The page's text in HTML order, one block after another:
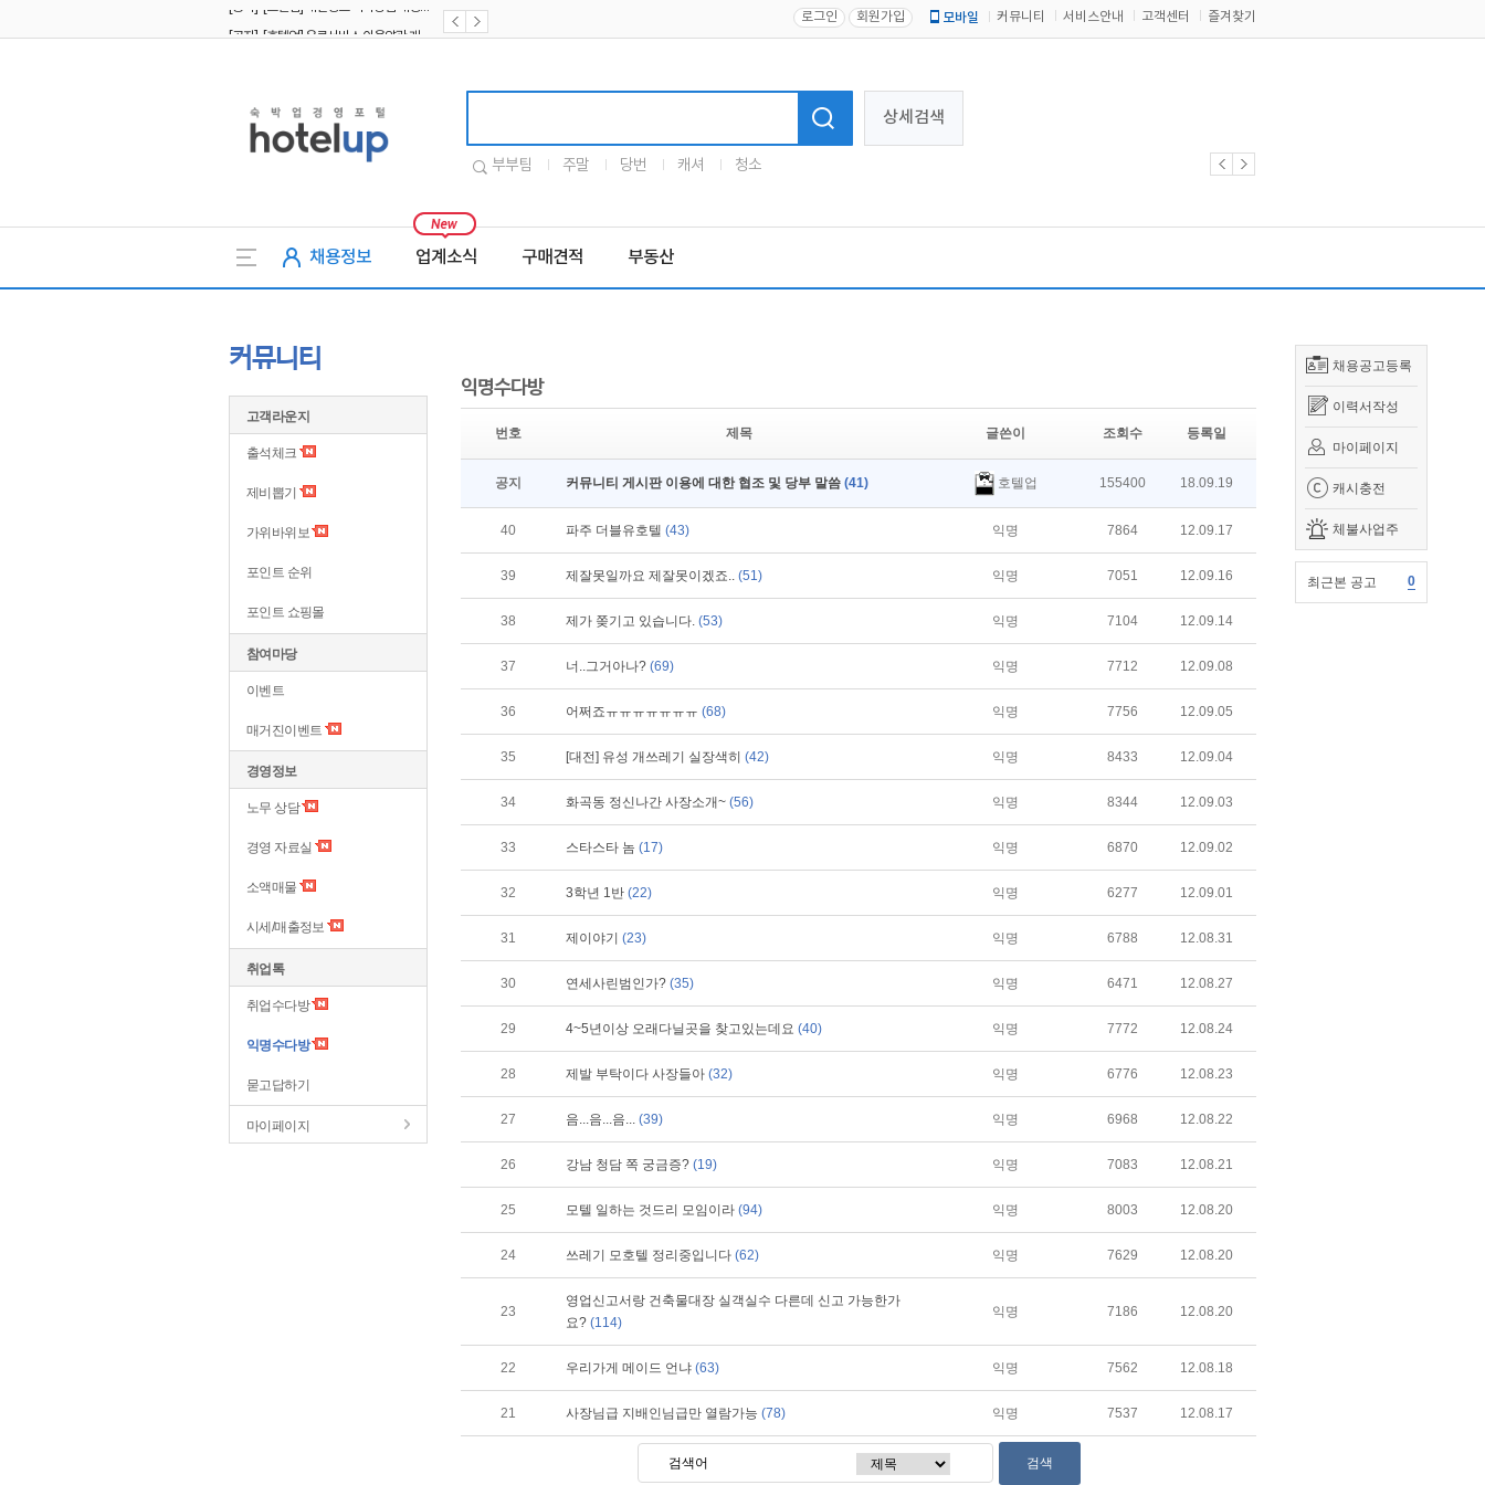
로그인 회원가입 모바일 커뮤니티 서비스안내 고객센터 즐겨찾기
상세검색
부부팀 주말 당번 캐셔 청소
채용정보 업계소식 구매견적 부동산
채용공고등록
이력서작성
마이페이지
캐시충전
체불사업주
최근본 공고 0
커뮤니티
고객라운지
출석체크
제비뽑기
가위바위보
포인트 순위
포인트 쇼핑몰
참여마당
이벤트
매거진이벤트
경영정보
노무 상담
경영 자료실
소액매물
시세/매출정보
취업톡
취업수다방
익명수다방
묻고답하기
마이페이지
익명수다방
번호 제목 글쓴이 조회수 등록일
공지 커뮤니티 게시판 이용에 대한 협조 및 당부 말씀 (41) 호텔업 155400 18.09.19
40 파주 더블유호텔 (43) 익명 7864 12.09.17
39 제잘못일까요 제잘못이겠죠.. (51) 익명 7051 12.09.16
38 제가 쫒기고 있습니다. (53) 익명 7104 12.09.14
37 너..그거아나? (69) 익명 7712 12.09.08
36 어쩌죠ㅠㅠㅠㅠㅠㅠㅠ (68) 익명 7756 12.09.05
35 [대전] 유성 개쓰레기 실장색히 (42) 익명 8433 12.09.04
34 화곡동 정신나간 사장소개~ (56) 익명 8344 12.09.03
33 스타스타 놈 (17) 익명 6870 12.09.02
32 3학년 1반 (22) 익명 6277 12.09.01
31 제이야기 (23) 익명 6788 12.08.31
30 연세사린범인가? (35) 익명 6471 12.08.27
29 4~5년이상 오래다닐곳을 찾고있는데요 (40) 익명 7772 12.08.24
28 제발 부탁이다 사장들아 (32) 익명 6776 12.08.23
27 음...음...음... (39) 익명 6968 12.08.22
26 강남 청담 쪽 궁금증? (19) 익명 7083 12.08.21
25 모텔 일하는 것드리 모임이라 (94) 익명 8003 12.08.20
24 쓰레기 모호텔 정리중입니다 (62) 익명 7629 12.08.20
23
영업신고서랑 건축물대장 실객실수 다른데 신고 가능한가
요? (114)
익명 7186 12.08.20
22 우리가게 메이드 언냐 (63) 익명 7562 12.08.18
21 사장님급 지배인님급만 열람가능 (78) 익명 7537 12.08.17